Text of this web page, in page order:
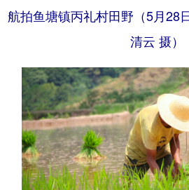
航拍鱼塘镇丙礼村田野（5月28
清云 摄）